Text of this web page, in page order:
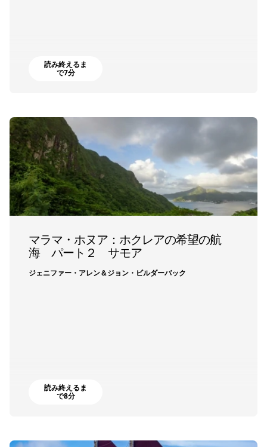
読み終えるま
で7分
マラマ・ホヌア：ホクレアの希望の航
海 パート２ サモア
ジェニファー・アレン＆ジョン・ビルダーバック
読み終えるま
で8分